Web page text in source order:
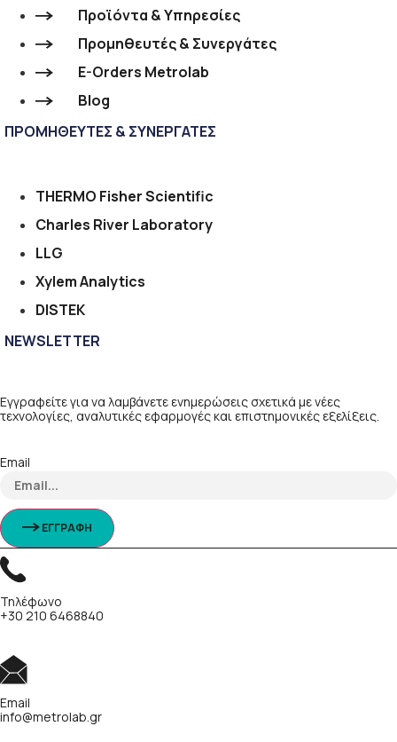
Προϊόντα & Υπηρεσίες
Προμηθευτές & Συνεργάτες
E-Orders Metrolab
Blog
ΠΡΟΜΗΘΕΥΤΕΣ & ΣΥΝΕΡΓΑΤΕΣ
THERMO Fisher Scientific
Charles River Laboratory
LLG
Xylem Analytics
DISTEK
NEWSLETTER
Εγγραφείτε για να λαμβάνετε ενημερώσεις σχετικά με νέες
τεχνολογίες, αναλυτικές εφαρμογές και επιστημονικές εξελίξεις.
Email
ΕΓΓΡΑΦΗ
Τηλέφωνο
+30 210 6468840
Email
info@metrolab.gr